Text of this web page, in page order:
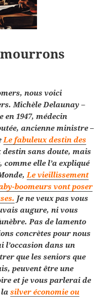
nous voici
Michèle Delaunay –
en 1947, médecin
ancienne ministre –
Le fabuleux destin des
destin sans doute, mais
elle l’a expliqué
Le vieillissement
boomeurs vont poser
Je ne veux pas vous
augure, ni vous
Pas de lamento
concrètes pour nous
l’occasion dans un
que les seniors que
peuvent être une
et je vous parlerai de
lasilver économie ou